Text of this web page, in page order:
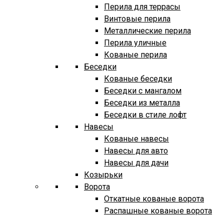
Перила для террасы
Винтовые перила
Металлические перила
Перила уличные
Кованые перила
Беседки
Кованые беседки
Беседки с мангалом
Беседки из металла
Беседки в стиле лофт
Навесы
Кованые навесы
Навесы для авто
Навесы для дачи
Козырьки
Ворота
Откатные кованые ворота
Распашные кованые ворота